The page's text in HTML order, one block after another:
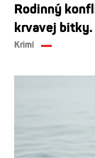
Rodinný
krvavej
Krimi